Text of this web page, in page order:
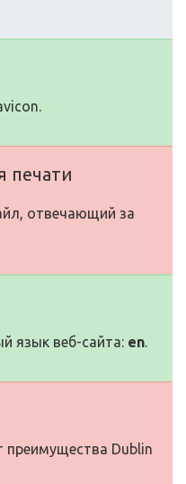
печати
отвечающий за
язык веб-сайта: en.
преимущества Dublin